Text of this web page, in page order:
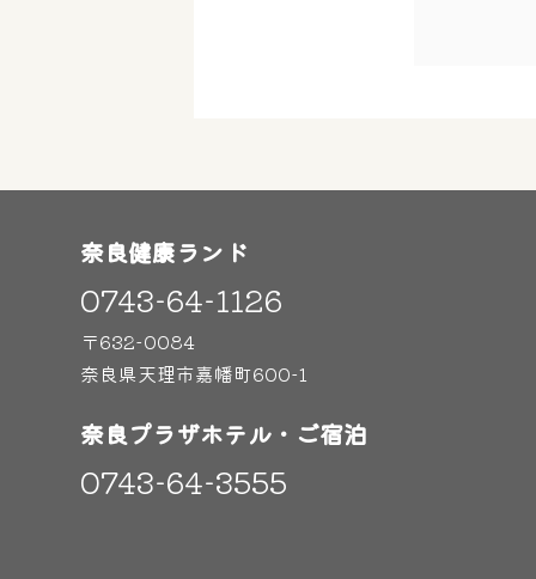
奈良健康ランド
0743-64-1126
〒632-0084
奈良県天理市嘉幡町600-1
奈良プラザホテル・ご宿泊
0743-64-3555